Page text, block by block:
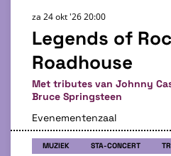
Legends of
Roadhouse
Met tributes van Johnny
Bruce Springsteen
za 24 okt '2620:00
Evenementenzaal
MUZIEK STA-CONCERT